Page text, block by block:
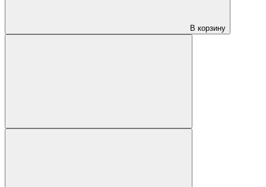
В корзину